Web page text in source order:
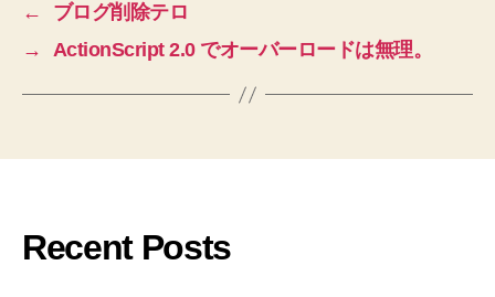
←
ブログ削除テロ
→
ActionScript 2.0 でオーバーロードは無理。
Recent Posts